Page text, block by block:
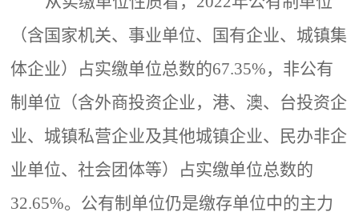
（含国家机关、事业单位、国有企业、城镇集
体企业）占实缴单位总数的67.35%，非公有
制单位（含外商投资企业，港、澳、台投资企
业、城镇私营企业及其他城镇企业、民办非企
业单位、社会团体等）占实缴单位总数的
32.65%。公有制单位仍是缴存单位中的主力